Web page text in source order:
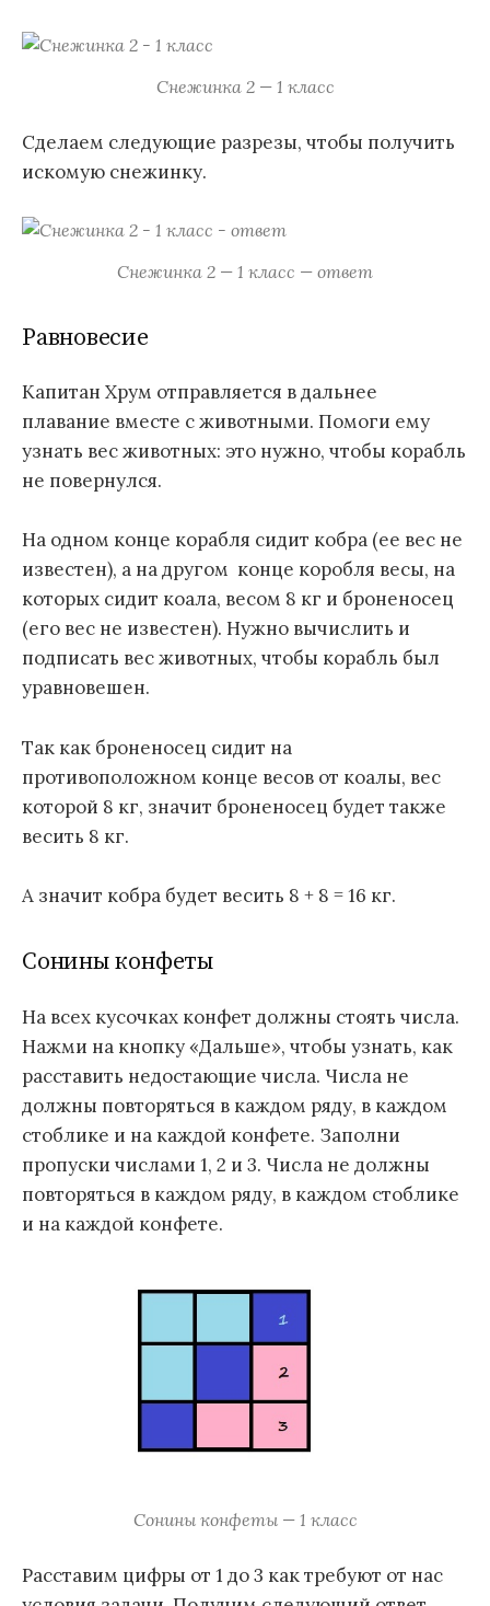
Снежинка 2 — 1 класс
Сделаем следующие разрезы, чтобы получить
искомую снежинку.
Снежинка 2 — 1 класс — ответ
Равновесие
Капитан Хрум отправляется в дальнее
плавание вместе с животными. Помоги ему
узнать вес животных: это нужно, чтобы корабль
не повернулся.
На одном конце корабля сидит кобра (ее вес не
известен), а на другом конце коробля весы, на
которых сидит коала, весом 8 кг и броненосец
(его вес не известен). Нужно вычислить и
подписать вес животных, чтобы корабль был
уравновешен.
Так как броненосец сидит на
противоположном конце весов от коалы, вес
которой 8 кг, значит броненосец будет также
весить 8 кг.
А значит кобра будет весить 8 + 8 = 16 кг.
Сонины конфеты
На всех кусочках конфет должны стоять числа.
Нажми на кнопку «Дальше», чтобы узнать, как
расставить недостающие числа. Числа не
должны повторяться в каждом ряду, в каждом
стоблике и на каждой конфете. Заполни
пропуски числами 1, 2 и 3. Числа не должны
повторяться в каждом ряду, в каждом стоблике
и на каждой конфете.
Сонины конфеты — 1 класс
Расставим цифры от 1 до 3 как требуют от нас